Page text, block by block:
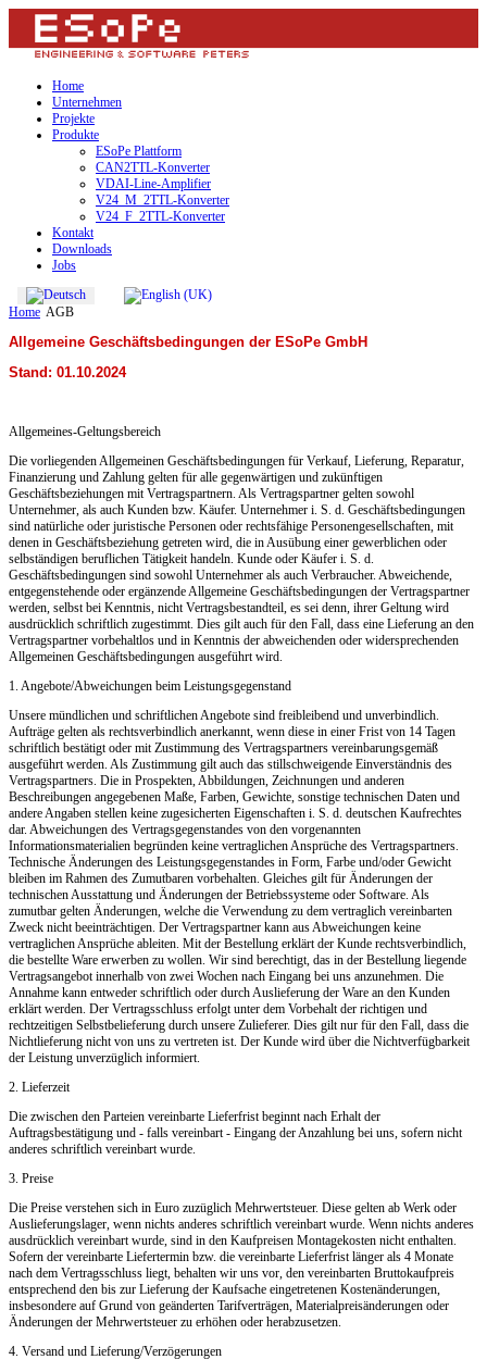
Home
Unternehmen
Projekte
Produkte
ESoPe Plattform
CAN2TTL-Konverter
VDAI-Line-Amplifier
V24_M_2TTL-Konverter
V24_F_2TTL-Konverter
Kontakt
Downloads
Jobs
Home AGB
Allgemeine Geschäftsbedingungen der ESoPe GmbH
Stand: 01.10.2024
Allgemeines-Geltungsbereich
Die vorliegenden Allgemeinen Geschäftsbedingungen für Verkauf, Lieferung, Reparatur,
Finanzierung und Zahlung gelten für alle gegenwärtigen und zukünftigen
Geschäftsbeziehungen mit Vertragspartnern. Als Vertragspartner gelten sowohl
Unternehmer, als auch Kunden bzw. Käufer. Unternehmer i. S. d. Geschäftsbedingungen
sind natürliche oder juristische Personen oder rechtsfähige Personengesellschaften, mit
denen in Geschäftsbeziehung getreten wird, die in Ausübung einer gewerblichen oder
selbständigen beruflichen Tätigkeit handeln. Kunde oder Käufer i. S. d.
Geschäftsbedingungen sind sowohl Unternehmer als auch Verbraucher. Abweichende,
entgegenstehende oder ergänzende Allgemeine Geschäftsbedingungen der Vertragspartner
werden, selbst bei Kenntnis, nicht Vertragsbestandteil, es sei denn, ihrer Geltung wird
ausdrücklich schriftlich zugestimmt. Dies gilt auch für den Fall, dass eine Lieferung an den
Vertragspartner vorbehaltlos und in Kenntnis der abweichenden oder widersprechenden
Allgemeinen Geschäftsbedingungen ausgeführt wird.
1. Angebote/Abweichungen beim Leistungsgegenstand
Unsere mündlichen und schriftlichen Angebote sind freibleibend und unverbindlich.
Aufträge gelten als rechtsverbindlich anerkannt, wenn diese in einer Frist von 14 Tagen
schriftlich bestätigt oder mit Zustimmung des Vertragspartners vereinbarungsgemäß
ausgeführt werden. Als Zustimmung gilt auch das stillschweigende Einverständnis des
Vertragspartners. Die in Prospekten, Abbildungen, Zeichnungen und anderen
Beschreibungen angegebenen Maße, Farben, Gewichte, sonstige technischen Daten und
andere Angaben stellen keine zugesicherten Eigenschaften i. S. d. deutschen Kaufrechtes
dar. Abweichungen des Vertragsgegenstandes von den vorgenannten
Informationsmaterialien begründen keine vertraglichen Ansprüche des Vertragspartners.
Technische Änderungen des Leistungsgegenstandes in Form, Farbe und/oder Gewicht
bleiben im Rahmen des Zumutbaren vorbehalten. Gleiches gilt für Änderungen der
technischen Ausstattung und Änderungen der Betriebssysteme oder Software. Als
zumutbar gelten Änderungen, welche die Verwendung zu dem vertraglich vereinbarten
Zweck nicht beeinträchtigen. Der Vertragspartner kann aus Abweichungen keine
vertraglichen Ansprüche ableiten. Mit der Bestellung erklärt der Kunde rechtsverbindlich,
die bestellte Ware erwerben zu wollen. Wir sind berechtigt, das in der Bestellung liegende
Vertragsangebot innerhalb von zwei Wochen nach Eingang bei uns anzunehmen. Die
Annahme kann entweder schriftlich oder durch Auslieferung der Ware an den Kunden
erklärt werden. Der Vertragsschluss erfolgt unter dem Vorbehalt der richtigen und
rechtzeitigen Selbstbelieferung durch unsere Zulieferer. Dies gilt nur für den Fall, dass die
Nichtlieferung nicht von uns zu vertreten ist. Der Kunde wird über die Nichtverfügbarkeit
der Leistung unverzüglich informiert.
2. Lieferzeit
Die zwischen den Parteien vereinbarte Lieferfrist beginnt nach Erhalt der
Auftragsbestätigung und - falls vereinbart - Eingang der Anzahlung bei uns, sofern nicht
anderes schriftlich vereinbart wurde.
3. Preise
Die Preise verstehen sich in Euro zuzüglich Mehrwertsteuer. Diese gelten ab Werk oder
Auslieferungslager, wenn nichts anderes schriftlich vereinbart wurde. Wenn nichts anderes
ausdrücklich vereinbart wurde, sind in den Kaufpreisen Montagekosten nicht enthalten.
Sofern der vereinbarte Liefertermin bzw. die vereinbarte Lieferfrist länger als 4 Monate
nach dem Vertragsschluss liegt, behalten wir uns vor, den vereinbarten Bruttokaufpreis
entsprechend den bis zur Lieferung der Kaufsache eingetretenen Kostenänderungen,
insbesondere auf Grund von geänderten Tarifverträgen, Materialpreisänderungen oder
Änderungen der Mehrwertsteuer zu erhöhen oder herabzusetzen.
4. Versand und Lieferung/Verzögerungen